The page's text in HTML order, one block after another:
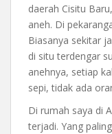
daerah Cisitu
aneh. Di
Biasanya sekitar
di situ terdengar
anehnya, setiap
sepi, tidak ada
Di rumah saya di
terjadi. Yang